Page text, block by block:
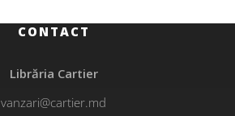
CONTACT
Librăria Cartier
vanzari@cartier.md